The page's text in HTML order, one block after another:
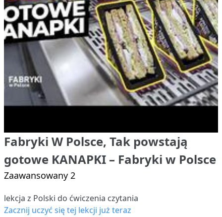
Fabryki W Polsce, Tak powstają
gotowe KANAPKI – Fabryki w Polsce
Zaawansowany 2
lekcja z Polski do ćwiczenia czytania
Zacznij uczyć się tej lekcji już teraz